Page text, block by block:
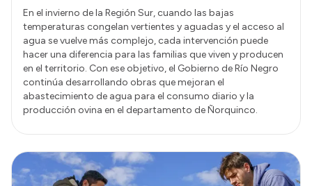
En el invierno de la Región Sur, cuando las bajas
temperaturas congelan vertientes y aguadas y el acceso al
agua se vuelve más complejo, cada intervención puede
hacer una diferencia para las familias que viven y producen
en el territorio. Con ese objetivo, el Gobierno de Río Negro
continúa desarrollando obras que mejoran el
abastecimiento de agua para el consumo diario y la
producción ovina en el departamento de Ñorquinco.